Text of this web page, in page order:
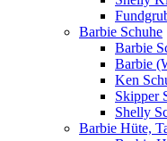
Barbie Schuhe
Barbie
Barbie
Ken
Skipper
Shelly
Barbie Hüte,